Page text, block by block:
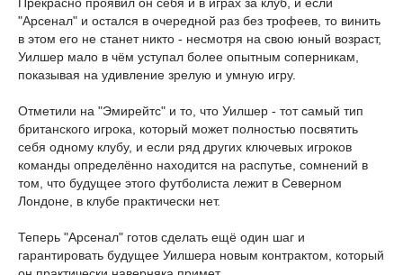
Прекрасно проявил он себя и в играх за клуб, и если
"Арсенал" и остался в очередной раз без трофеев, то винить
в этом его не станет никто - несмотря на свою юный возраст,
Уилшер мало в чём уступал более опытным соперникам,
показывая на удивление зрелую и умную игру.
Отметили на "Эмирейтс" и то, что Уилшер - тот самый тип
британского игрока, который может полностью посвятить
себя одному клубу, и если ряд других ключевых игроков
команды определённо находится на распутье, сомнений в
том, что будущее этого футболиста лежит в Северном
Лондоне, в клубе практически нет.
Теперь "Арсенал" готов сделать ещё один шаг и
гарантировать будущее Уилшера новым контрактом, который